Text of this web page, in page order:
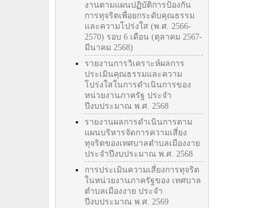
งานตามแผนปฏิบัติการป้องกัน
การทุจริตเพื่อยกระดับคุณธรรม
และความโปร่งใส (พ.ศ. 2566-
2570) รอบ 6 เดือน (ตุลาคม 2567-
มีนาคม 2568)
รายงานการวิเคราะห์ผลการ
ประเมินคุณธรรมและความ
โปร่งใสในการดำเนินการของ
หน่วยงานภาครัฐ ประจำ
ปีงบประมาณ พ.ศ. 2568
รายงานผลการดำเนินการตาม
แผนบริหารจัดการความเสี่ยง
ทุจริตของเทศบาลตำบลเมืองงาย
ประจำปีงบประมาณ พ.ศ. 2568
การประเมินความเสี่ยงการทุจริต
ในหน่วยงานภาครัฐของ เทศบาล
ตำบลเมืองงาย ประจำ
ปีงบประมาณ พ.ศ. 2569